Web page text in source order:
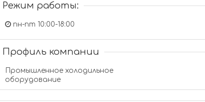
Режим работы:
пн-пт 10:00-18:00
Профиль компании
Промышленное холодильное
оборудование